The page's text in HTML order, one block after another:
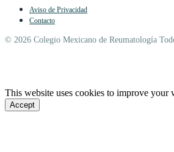
Aviso de Privacidad
Contacto
© 2026 Colegio Mexicano de Reumatología
This website uses cookies to improve your
Accept